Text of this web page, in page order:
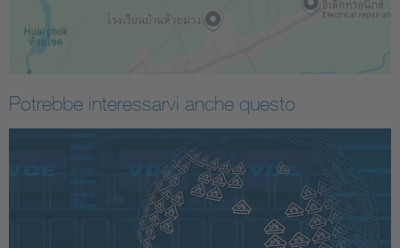
Potrebbe interessarvi anche questo